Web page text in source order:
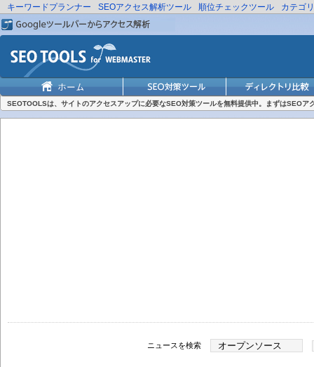
キーワードプランナー SEOアクセス解析ツール 順位チェックツール カテゴ
SEOTOOLSは、サイトのアクセスアップに必要なSEO対策ツールを無料提供中。まずはSEOア
ニュースを検索